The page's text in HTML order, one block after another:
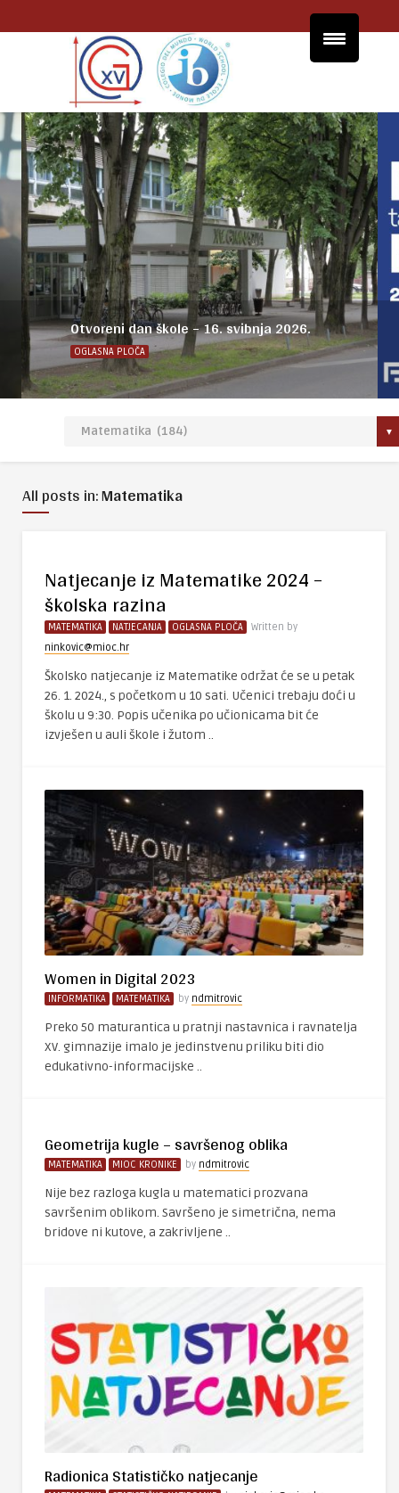
Postani FER-ovac na jedan dan
OGLASNA PLOČA
All posts in:Matematika
Natjecanje iz Matematike 2024 –
školska razina
MATEMATIKA NATJECANJA OGLASNA PLOČA
Written by
ninkovic@mioc.hr
Školsko natjecanje iz Matematike održat će se u petak
26. 1. 2024., s početkom u 10 sati. Učenici trebaju doći u
školu u 9:30. Popis učenika po učionicama bit će
izvješen u auli škole i žutom ..
Women in Digital 2023
INFORMATIKA MATEMATIKA by ndmitrovic
Preko 50 maturantica u pratnji nastavnica i ravnatelja
XV. gimnazije imalo je jedinstvenu priliku biti dio
edukativno-informacijske ..
Geometrija kugle – savršenog oblika
MATEMATIKA MIOC KRONIKE by ndmitrovic
Nije bez razloga kugla u matematici prozvana
savršenim oblikom. Savršeno je simetrična, nema
bridove ni kutove, a zakrivljene ..
Radionica Statističko natjecanje